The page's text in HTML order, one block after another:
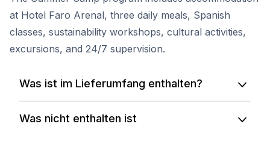
at Hotel Faro Arenal, three daily meals, Spanish
classes, sustainability workshops, cultural activities,
excursions, and 24/7 supervision.
Was ist im Lieferumfang enthalten?
Was nicht enthalten ist